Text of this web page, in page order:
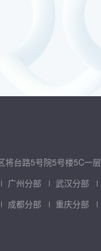
将台路5号院5号楼5C一层
广州分部 武汉分部
成都分部 重庆分部